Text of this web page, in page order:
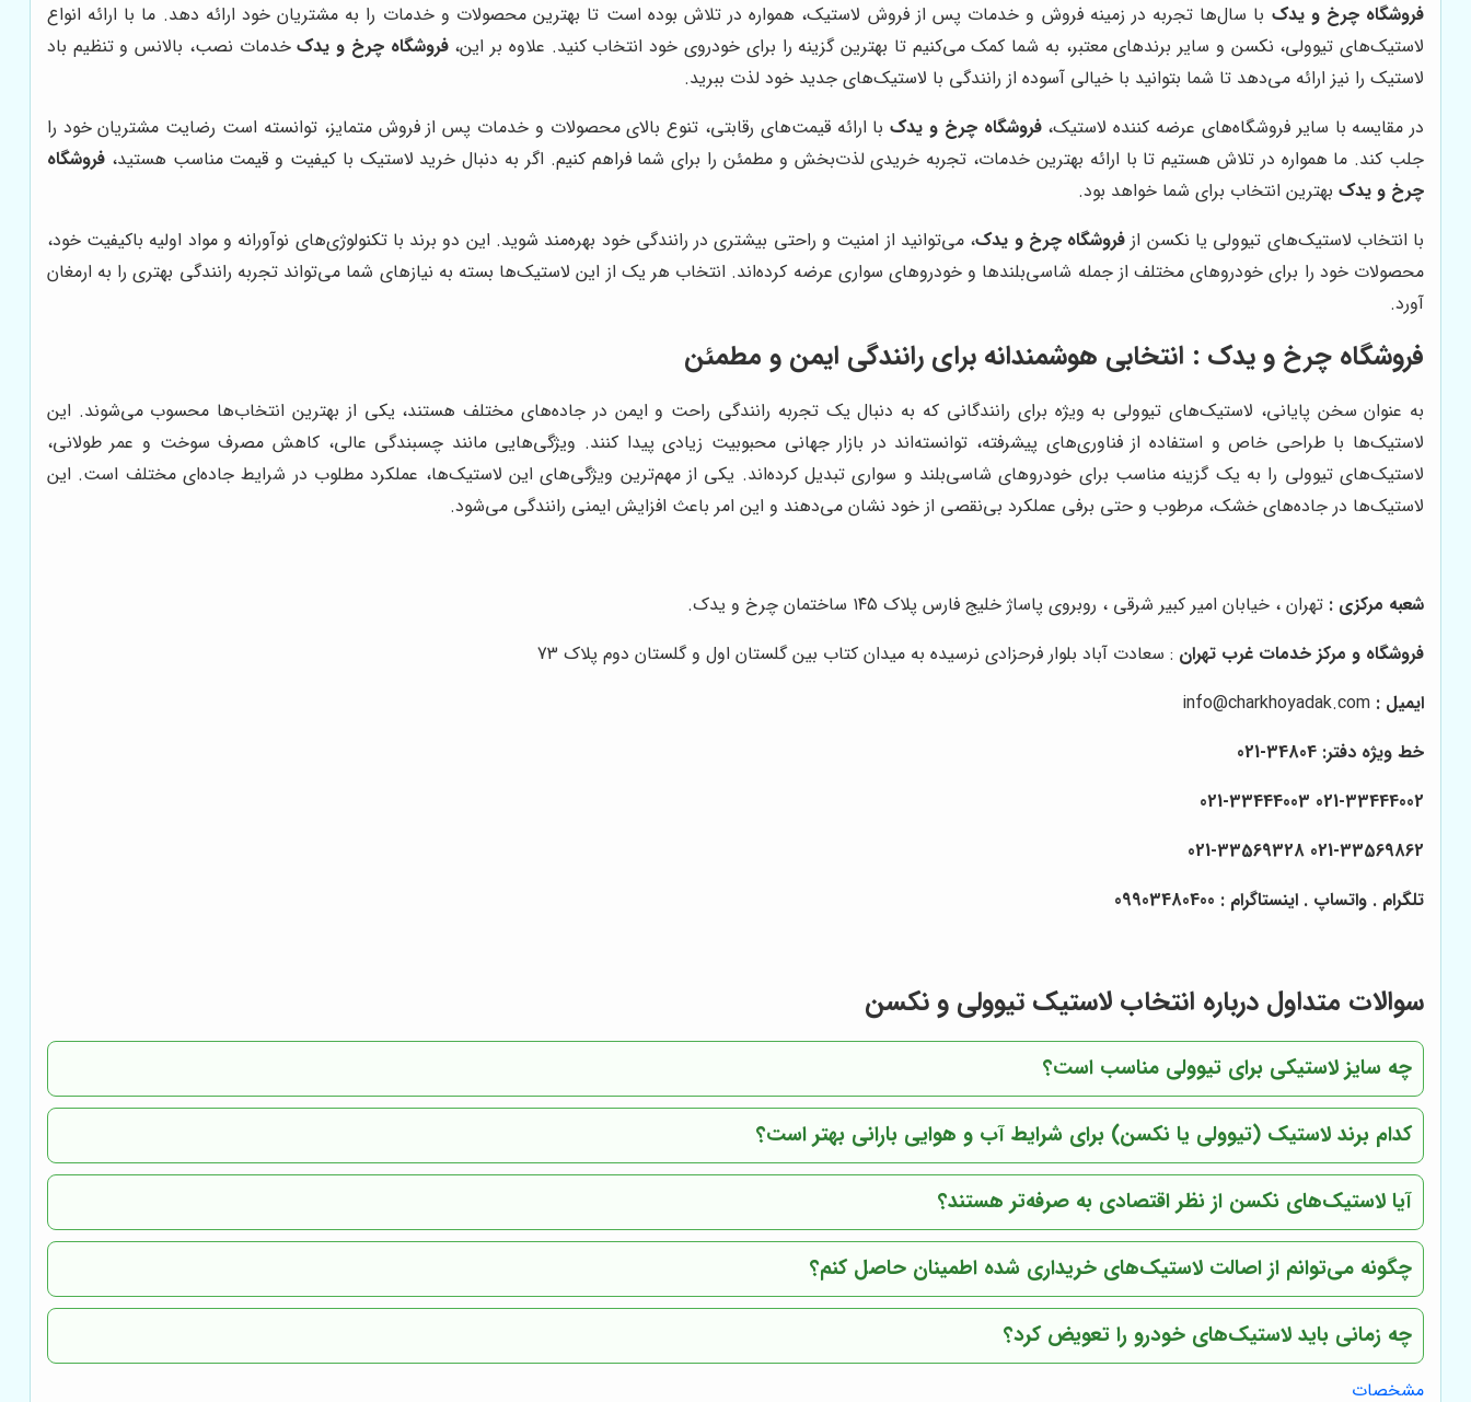
فروشگاه چرخ و یدک با سال‌ها تجربه در زمینه فروش و خدمات پس از فروش لاستیک، همواره در تلاش بوده است تا بهترین محصولات و خدمات را به مشتریان خود ارائه دهد. ما با ارائه انواع
لاستیک‌های تیوولی، نکسن و سایر برندهای معتبر، به شما کمک می‌کنیم تا بهترین گزینه را برای خودروی خود انتخاب کنید. علاوه بر این،فروشگاه چرخ و یدکخدمات نصب، بالانس و تنظیم باد
لاستیک را نیز ارائه می‌دهد تا شما بتوانید با خیالی آسوده از رانندگی با لاستیک‌های جدید خود لذت ببرید.
در مقایسه با سایر فروشگاه‌های عرضه کننده لاستیک،فروشگاه چرخ و یدکبا ارائه قیمت‌های رقابتی، تنوع بالای محصولات و خدمات پس از فروش متمایز، توانسته است رضایت مشتریان خود را
جلب کند. ما همواره در تلاش هستیم تا با ارائه بهترین خدمات، تجربه خریدی لذت‌بخش و مطمئن را برای شما فراهم کنیم. اگر به دنبال خرید لاستیک با کیفیت و قیمت مناسب هستید،فروشگاه
چرخ و یدکبهترین انتخاب برای شما خواهد بود.
با انتخاب لاستیک‌های تیوولی یا نکسن از فروشگاه چرخ و یدک، می‌توانید از امنیت و راحتی بیشتری در رانندگی خود بهره‌مند شوید. این دو برند با تکنولوژی‌های نوآورانه و مواد اولیه باکیفیت خود،
محصولات خود را برای خودروهای مختلف از جمله شاسی‌بلندها و خودروهای سواری عرضه کرده‌اند. انتخاب هر یک از این لاستیک‌ها بسته به نیازهای شما می‌تواند تجربه رانندگی بهتری را به ارمغان
آورد.
فروشگاه چرخ و یدک : انتخابی هوشمندانه برای رانندگی ایمن و مطمئن
به عنوان سخن پایانی، لاستیک‌های تیوولی به ویژه برای رانندگانی که به دنبال یک تجربه رانندگی راحت و ایمن در جاده‌های مختلف هستند، یکی از بهترین انتخاب‌ها محسوب می‌شوند. این
لاستیک‌ها با طراحی خاص و استفاده از فناوری‌های پیشرفته، توانسته‌اند در بازار جهانی محبوبیت زیادی پیدا کنند. ویژگی‌هایی مانند چسبندگی عالی، کاهش مصرف سوخت و عمر طولانی،
لاستیک‌های تیوولی را به یک گزینه مناسب برای خودروهای شاسی‌بلند و سواری تبدیل کرده‌اند. یکی از مهم‌ترین ویژگی‌های این لاستیک‌ها، عملکرد مطلوب در شرایط جاده‌ای مختلف است. این
لاستیک‌ها در جاده‌های خشک، مرطوب و حتی برفی عملکرد بی‌نقصی از خود نشان می‌دهند و این امر باعث افزایش ایمنی رانندگی می‌شود.
شعبه مرکزی : تهران ، خیابان امیر کبیر شرقی ، روبروی پاساژ خلیج فارس پلاک ۱۴۵ ساختمان چرخ و یدک.
فروشگاه و مرکز خدمات غرب تهران : سعادت آباد بلوار فرحزادی نرسیده به میدان کتاب بین گلستان اول و گلستان دوم پلاک 73
ایمیل :
خط ویژه دفتر: 34804-021
021-33444002 021-33444003
021-33569862 021-33569328
تلگرام . واتساپ . اینستاگرام : 09903480400
سوالات متداول درباره انتخاب لاستیک تیوولی و نکسن
چه سایز لاستیکی برای تیوولی مناسب است؟
کدام برند لاستیک (تیوولی یا نکسن) برای شرایط آب و هوایی بارانی بهتر است؟
آیا لاستیک‌های نکسن از نظر اقتصادی به صرفه‌تر هستند؟
چگونه می‌توانم از اصالت لاستیک‌های خریداری شده اطمینان حاصل کنم؟
چه زمانی باید لاستیک‌های خودرو را تعویض کرد؟
مشخصات